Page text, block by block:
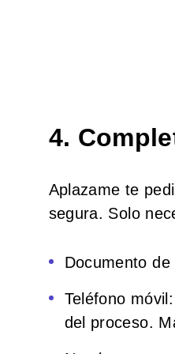
4.
Aplazame te
segura. Solo
Documento
Teléfono
del proceso.